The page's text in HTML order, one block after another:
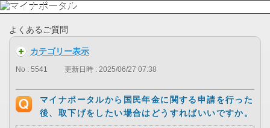
よくあるご質問
カテゴリー表示
No : 5541 更新日時 : 2025/06/27 07:38
マイナポータルから国民年金に関する申請を行った
後、取下げをしたい場合はどうすればいいですか。